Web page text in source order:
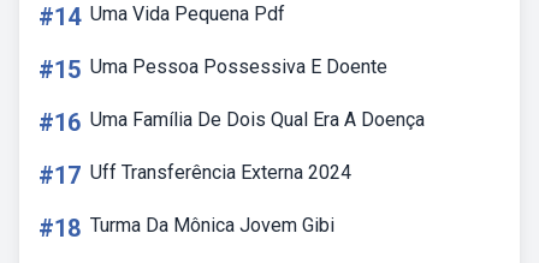
#14 Uma Vida Pequena Pdf
#15 Uma Pessoa Possessiva E Doente
#16 Uma Família De Dois Qual Era A Doença
#17 Uff Transferência Externa 2024
#18 Turma Da Mônica Jovem Gibi